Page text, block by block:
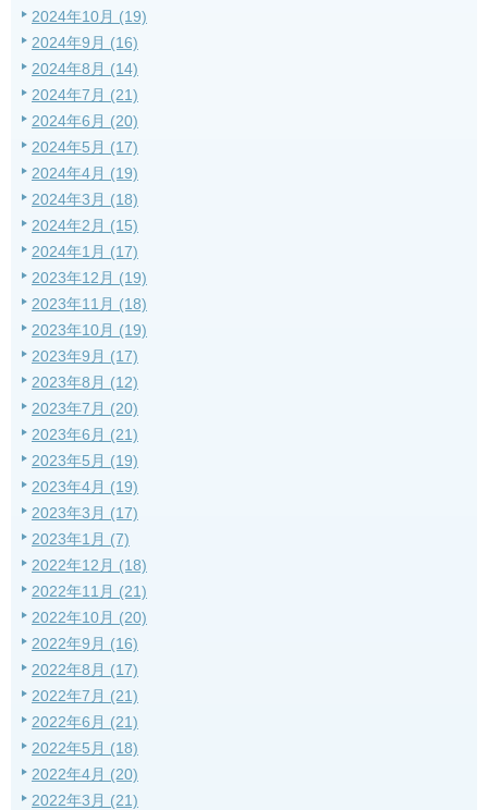
2024年10月 (19)
2024年9月 (16)
2024年8月 (14)
2024年7月 (21)
2024年6月 (20)
2024年5月 (17)
2024年4月 (19)
2024年3月 (18)
2024年2月 (15)
2024年1月 (17)
2023年12月 (19)
2023年11月 (18)
2023年10月 (19)
2023年9月 (17)
2023年8月 (12)
2023年7月 (20)
2023年6月 (21)
2023年5月 (19)
2023年4月 (19)
2023年3月 (17)
2023年1月 (7)
2022年12月 (18)
2022年11月 (21)
2022年10月 (20)
2022年9月 (16)
2022年8月 (17)
2022年7月 (21)
2022年6月 (21)
2022年5月 (18)
2022年4月 (20)
2022年3月 (21)